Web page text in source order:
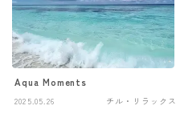
Aqua Moments
2025.05.26 チル・リラックス